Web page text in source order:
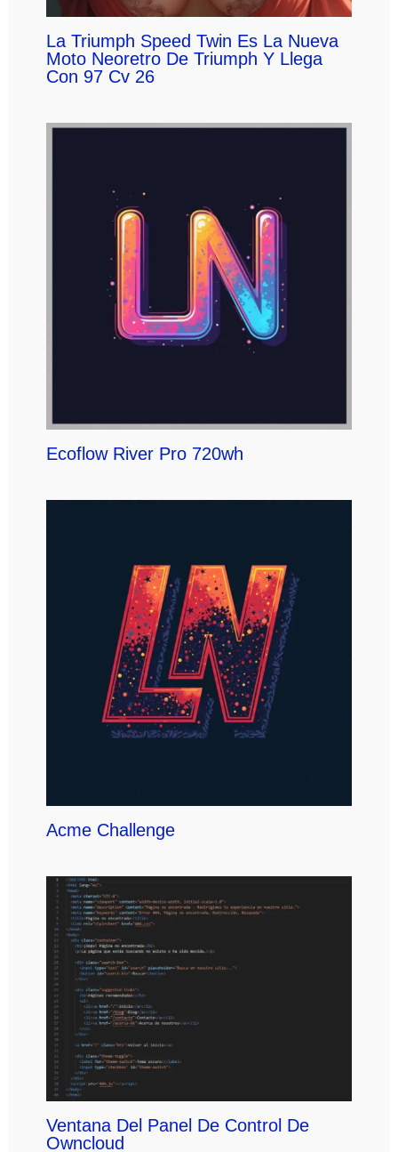
La Triumph Speed Twin Es La Nueva
Moto Neoretro De Triumph Y Llega
Con 97 Cv 26
Ecoflow River Pro 720wh
Acme Challenge
Ventana Del Panel De Control De
Owncloud